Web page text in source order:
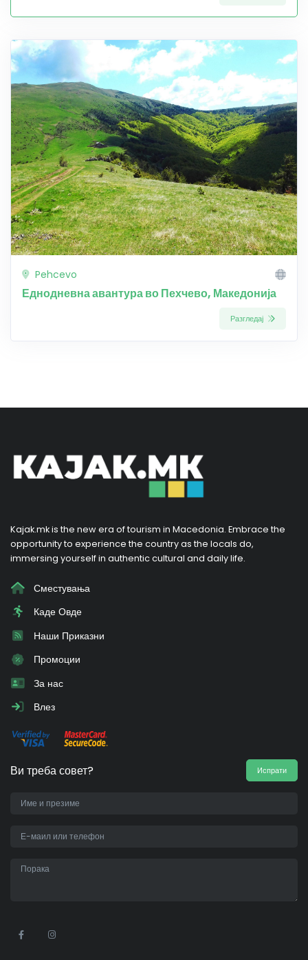
Pehcevo
Еднодневна авантура во Пехчево, Македонија
Разгледај
Kajak.mk is the new era of tourism in Macedonia. Embrace the
opportunity to experience the country as the locals do,
immersing yourself in authentic cultural and daily life.
Сместувања
Каде Овде
Наши Приказни
Промоции
За нас
Влез
Ви треба совет? Испрати